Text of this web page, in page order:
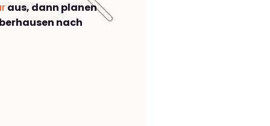
aus, dann planen
nach